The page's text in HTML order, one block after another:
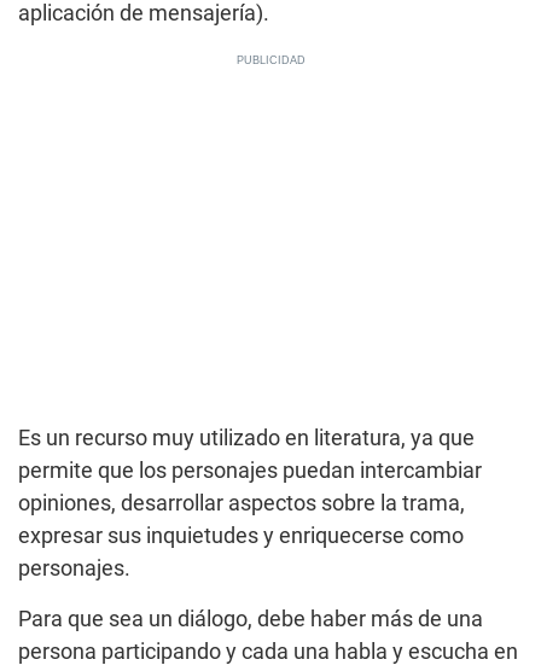
aplicación de mensajería).
Es un recurso muy utilizado en literatura, ya que
permite que los personajes puedan intercambiar
opiniones, desarrollar aspectos sobre la trama,
expresar sus inquietudes y enriquecerse como
personajes.
Para que sea un diálogo, debe haber más de una
persona participando y cada una habla y escucha en